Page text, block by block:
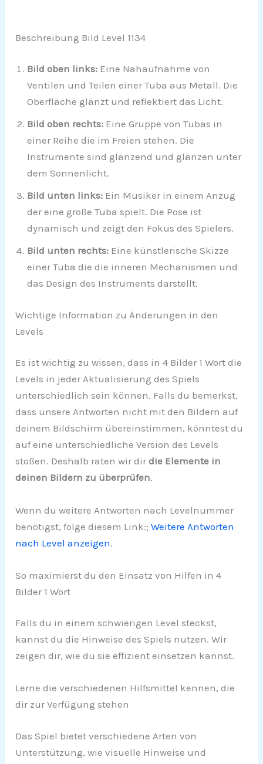
Beschreibung Bild Level 1134
Bild oben links: Eine Nahaufnahme von
Ventilen und Teilen einer Tuba aus Metall. Die
Oberfläche glänzt und reflektiert das Licht.
Bild oben rechts: Eine Gruppe von Tubas in
einer Reihe die im Freien stehen. Die
Instrumente sind glänzend und glänzen unter
dem Sonnenlicht.
Bild unten links: Ein Musiker in einem Anzug
der eine große Tuba spielt. Die Pose ist
dynamisch und zeigt den Fokus des Spielers.
Bild unten rechts: Eine künstlerische Skizze
einer Tuba die die inneren Mechanismen und
das Design des Instruments darstellt.
Wichtige Information zu Änderungen in den
Levels
Es ist wichtig zu wissen, dass in 4 Bilder 1 Wort die
Levels in jeder Aktualisierung des Spiels
unterschiedlich sein können. Falls du bemerkst,
dass unsere Antworten nicht mit den Bildern auf
deinem Bildschirm übereinstimmen, könntest du
auf eine unterschiedliche Version des Levels
stoßen. Deshalb raten wir dirdie Elemente in
deinen Bildern zu überprüfen.
Wenn du weitere Antworten nach Levelnummer
benötigst, folge diesem Link:;Weitere Antworten
nach Level anzeigen.
So maximierst du den Einsatz von Hilfen in 4
Bilder 1 Wort
Falls du in einem schwierigen Level steckst,
kannst du die Hinweise des Spiels nutzen. Wir
zeigen dir, wie du sie effizient einsetzen kannst.
Lerne die verschiedenen Hilfsmittel kennen, die
dir zur Verfügung stehen
Das Spiel bietet verschiedene Arten von
Unterstützung, wie visuelle Hinweise und